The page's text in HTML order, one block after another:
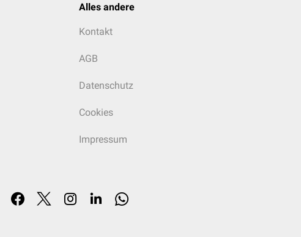
Alles andere
Kontakt
AGB
Datenschutz
Cookies
Impressum